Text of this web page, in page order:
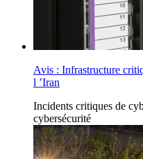
Avis : Infrastructure
l ’Iran
Incidents critiques de
cybersécurité